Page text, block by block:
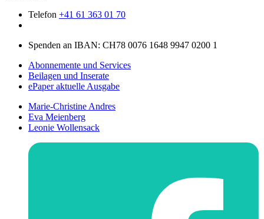
Telefon +41 61 363 01 70
Spenden an IBAN: CH78 0076 1648 9947 0200 1
Abonnemente und Services
Beilagen und Inserate
ePaper aktuelle Ausgabe
Marie-Christine Andres
Eva Meienberg
Leonie Wollensack